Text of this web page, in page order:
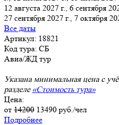
12 августа 2027 г., 6 сентября
27 сентября 2027 г., 7 октября
Все даты
Артикул: 18821
Код тура: СБ
Авиа/ЖД тур
Указана минимальная цена с
разделе «Стоимость тура»
Цена:
от 14200 13490 руб./чел
Подробнее